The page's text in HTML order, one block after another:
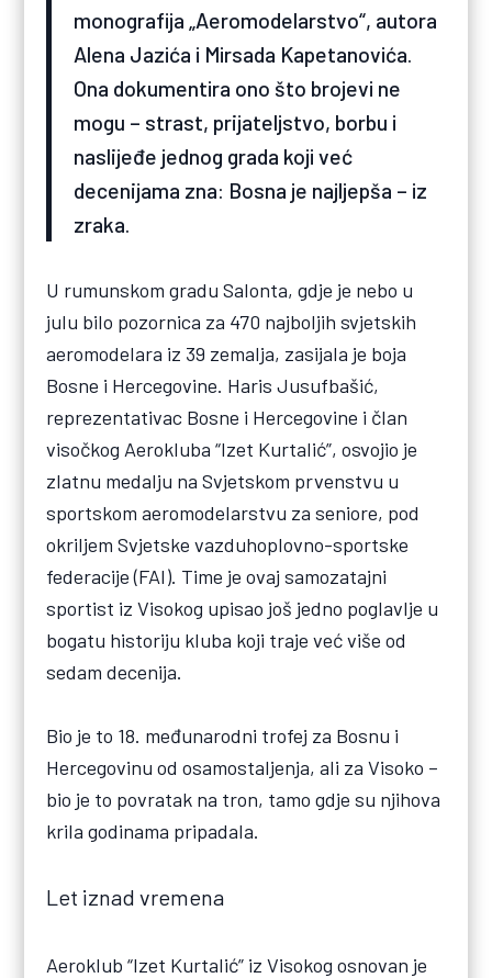
monografija „Aeromodelarstvo“, autora
Alena Jazića i Mirsada Kapetanovića.
Ona dokumentira ono što brojevi ne
mogu – strast, prijateljstvo, borbu i
naslijeđe jednog grada koji već
decenijama zna: Bosna je najljepša – iz
zraka.
U rumunskom gradu Salonta, gdje je nebo u
julu bilo pozornica za 470 najboljih svjetskih
aeromodelara iz 39 zemalja, zasijala je boja
Bosne i Hercegovine. Haris Jusufbašić,
reprezentativac Bosne i Hercegovine i član
visočkog Aerokluba “Izet Kurtalić”, osvojio je
zlatnu medalju na Svjetskom prvenstvu u
sportskom aeromodelarstvu za seniore, pod
okriljem Svjetske vazduhoplovno-sportske
federacije (FAI). Time je ovaj samozatajni
sportist iz Visokog upisao još jedno poglavlje u
bogatu historiju kluba koji traje već više od
sedam decenija.
Bio je to 18. međunarodni trofej za Bosnu i
Hercegovinu od osamostaljenja, ali za Visoko –
bio je to povratak na tron, tamo gdje su njihova
krila godinama pripadala.
Let iznad vremena
Aeroklub “Izet Kurtalić” iz Visokog osnovan je